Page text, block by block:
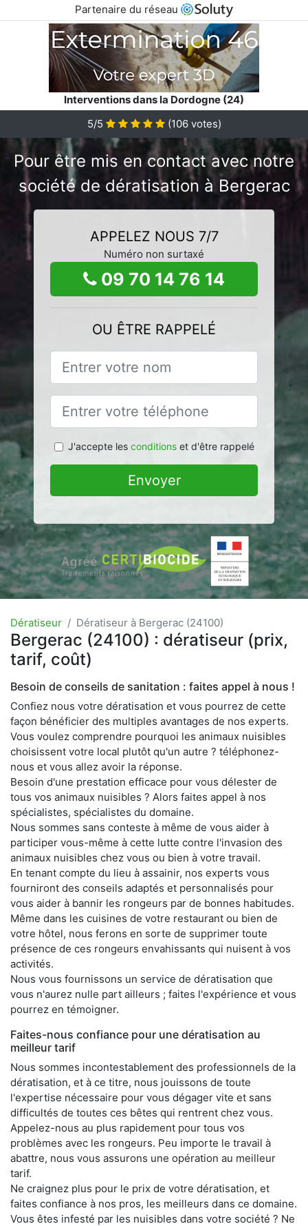
Partenaire du réseau
Interventions dans la Dordogne (24)
5/5
(106votes)
Pour être mis en contact avec notre
société de dératisation à Bergerac
APPELEZ NOUS 7/7
Numéro non surtaxé
09 70 14 76 14
OU ÊTRE RAPPELÉ
J'accepte les conditionset d'être rappelé
Envoyer
Dératiseur Dératiseur à Bergerac (24100)
Bergerac (24100) : dératiseur (prix,
tarif, coût)
Besoin de conseils de sanitation : faites appel à nous !
Confiez nous votre dératisation et vous pourrez de cette
façon bénéficier des multiples avantages de nos experts.
Vous voulez comprendre pourquoi les animaux nuisibles
choisissent votre local plutôt qu'un autre ? téléphonez-
nous et vous allez avoir la réponse.
Besoin d'une prestation efficace pour vous délester de
tous vos animaux nuisibles ? Alors faites appel à nos
spécialistes, spécialistes du domaine.
Nous sommes sans conteste à même de vous aider à
participer vous-même à cette lutte contre l'invasion des
animaux nuisibles chez vous ou bien à votre travail.
En tenant compte du lieu à assainir, nos experts vous
fourniront des conseils adaptés et personnalisés pour
vous aider à bannir les rongeurs par de bonnes habitudes.
Même dans les cuisines de votre restaurant ou bien de
votre hôtel, nous ferons en sorte de supprimer toute
présence de ces rongeurs envahissants qui nuisent à vos
activités.
Nous vous fournissons un service de dératisation que
vous n'aurez nulle part ailleurs ; faites l'expérience et vous
pourrez en témoigner.
Faites-nous confiance pour une dératisation au
meilleur tarif
Nous sommes incontestablement des professionnels de la
dératisation, et à ce titre, nous jouissons de toute
l'expertise nécessaire pour vous dégager vite et sans
difficultés de toutes ces bêtes qui rentrent chez vous.
Appelez-nous au plus rapidement pour tous vos
problèmes avec les rongeurs. Peu importe le travail à
abattre, nous vous assurons une opération au meilleur
tarif.
Ne craignez plus pour le prix de votre dératisation, et
faites confiance à nos pros, les meilleurs dans ce domaine.
Vous êtes infesté par les nuisibles dans votre société ? Ne